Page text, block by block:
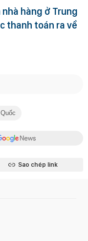
hàng ở Trung
thanh toán ra về
Sao chép link